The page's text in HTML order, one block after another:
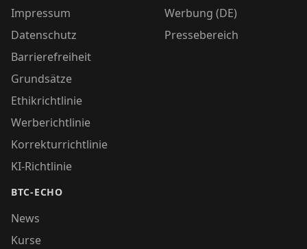
Impressum
Datenschutz
Barrierefreiheit
Grundsätze
Ethikrichtlinie
Werberichtlinie
Korrekturrichtlinie
KI-Richtlinie
BTC-ECHO
News
Kurse
Werbung (DE)
Pressebereich